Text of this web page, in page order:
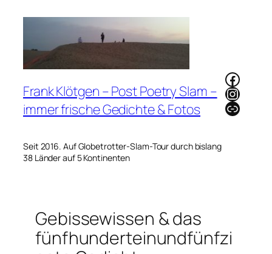
Frank Klötgen – Post Poetry Slam –
immer frische Gedichte & Fotos
Seit 2016. Auf Globetrotter-Slam-Tour durch bislang
38 Länder auf 5 Kontinenten
Link
Gebissewissen & das
fünfhunderteinundfünfzi